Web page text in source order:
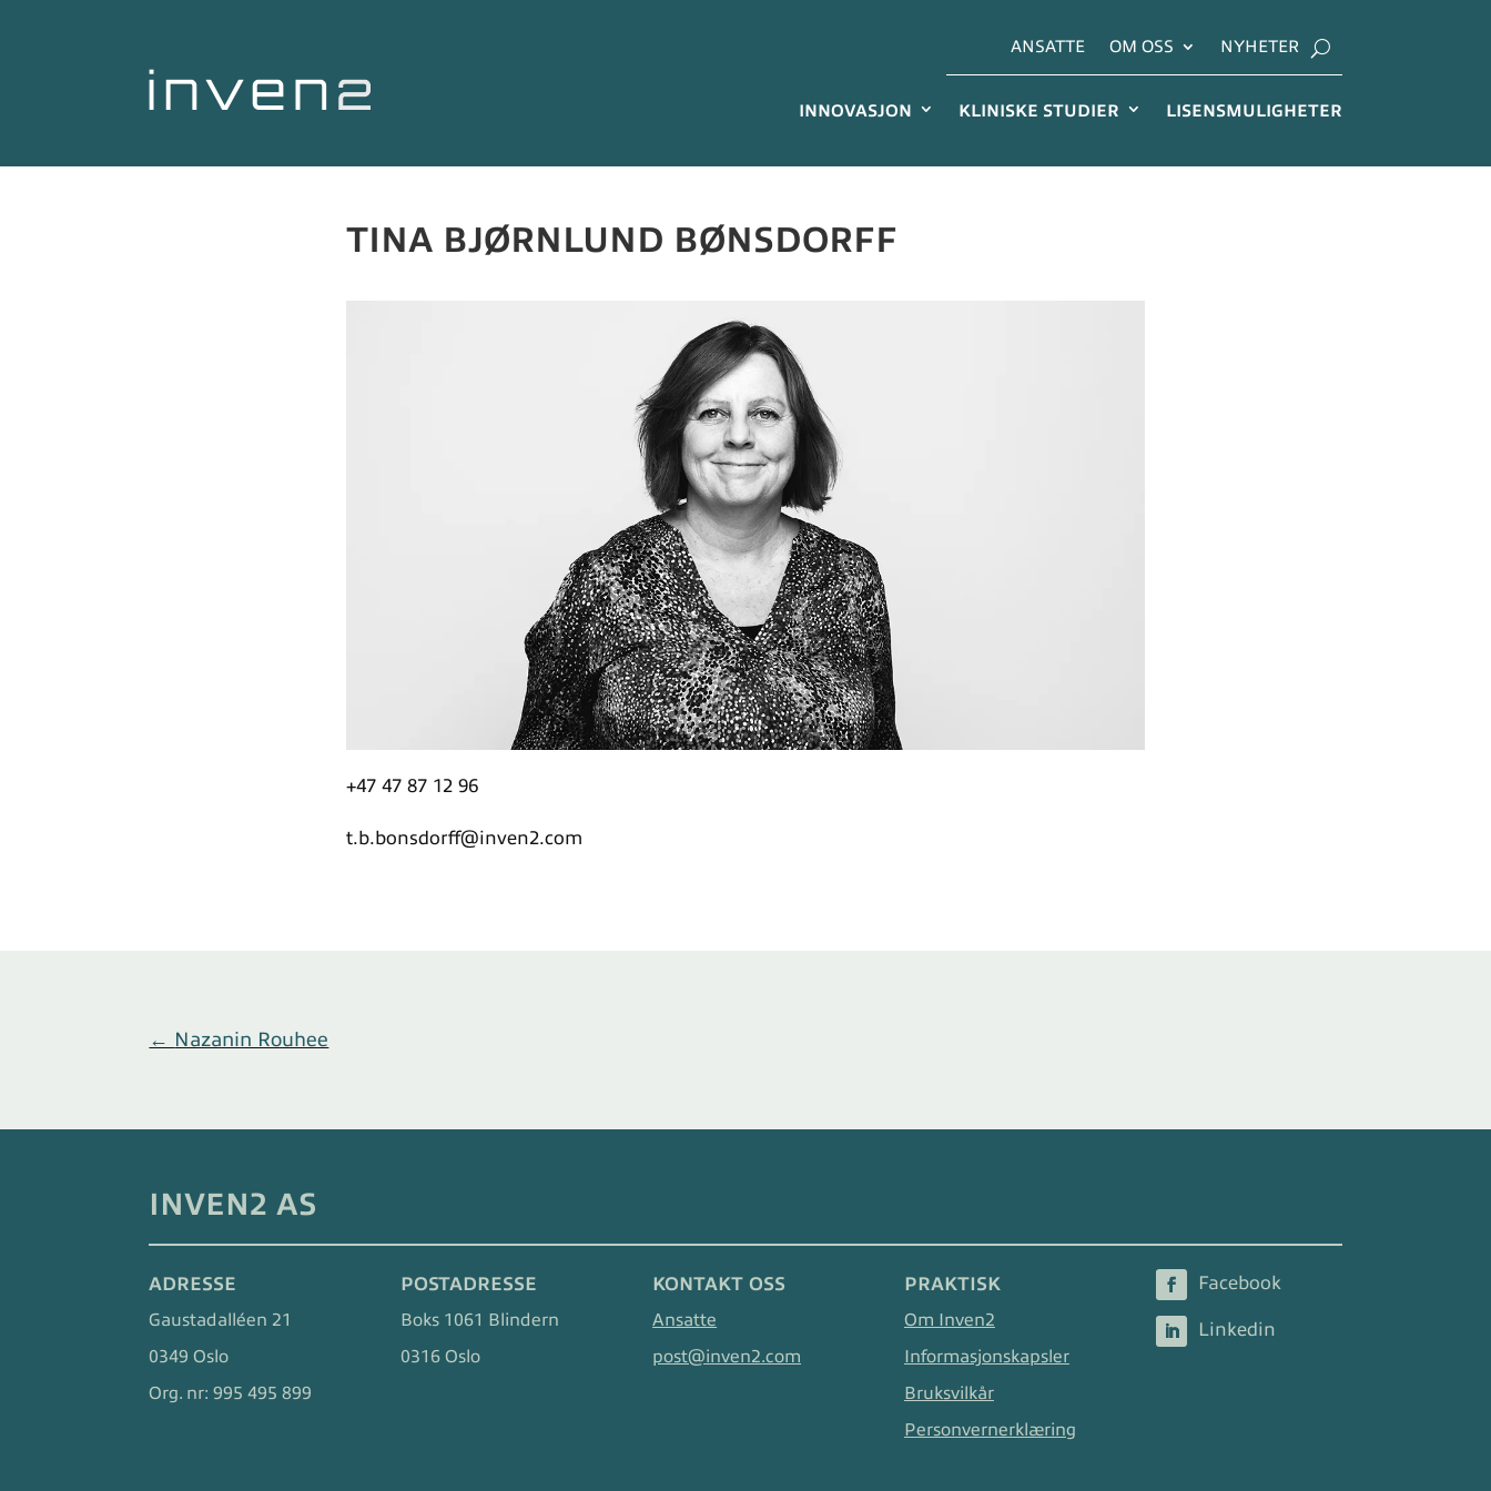
ANSATTE OM OSS NYHETER
INNOVASJON KLINISKE STUDIER LISENSMULIGHETER
TINA BJØRNLUND BØNSDORFF
+47 47 87 12 96
t.b.bonsdorff@inven2.com
← Nazanin Rouhee
INVEN2 AS
ADRESSE
Gaustadalléen 21
0349 Oslo
Org. nr:995 495 899
POSTADRESSE
Boks 1061 Blindern
0316 Oslo
KONTAKT OSS
Ansatte
post@inven2.com
PRAKTISK
Om Inven2
Informasjonskapsler
Bruksvilkår
Personvernerklæring